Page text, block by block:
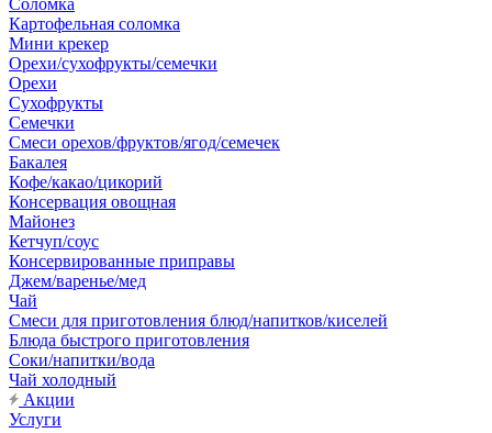
Соломка
Картофельная соломка
Мини крекер
Орехи/сухофрукты/семечки
Орехи
Сухофрукты
Семечки
Смеси орехов/фруктов/ягод/семечек
Бакалея
Кофе/какао/цикорий
Консервация овощная
Майонез
Кетчуп/соус
Консервированные приправы
Джем/варенье/мед
Чай
Смеси для приготовления блюд/напитков/киселей
Блюда быстрого приготовления
Соки/напитки/вода
Чай холодный
Акции
Услуги